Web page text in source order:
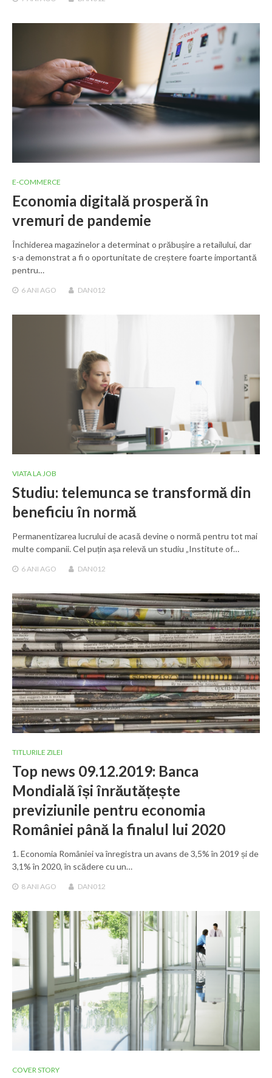
E-COMMERCE
Economia digitală prosperă în
vremuri de pandemie
Închiderea magazinelor a determinat o prăbușire a retailului, dar
s-a demonstrat a fi o oportunitate de creștere foarte importantă
pentru…
6 ANI AGO DAN012
VIATA LA JOB
Studiu: telemunca se transformă din
beneficiu în normă
Permanentizarea lucrului de acasă devine o normă pentru tot mai
multe companii. Cel puțin așa relevă un studiu „Institute of…
6 ANI AGO DAN012
TITLURILE ZILEI
Top news 09.12.2019: Banca
Mondială își înrăutățește
previziunile pentru economia
României până la finalul lui 2020
1. Economia României va înregistra un avans de 3,5% în 2019 și de
3,1% în 2020, în scădere cu un…
8 ANI AGO DAN012
COVER STORY